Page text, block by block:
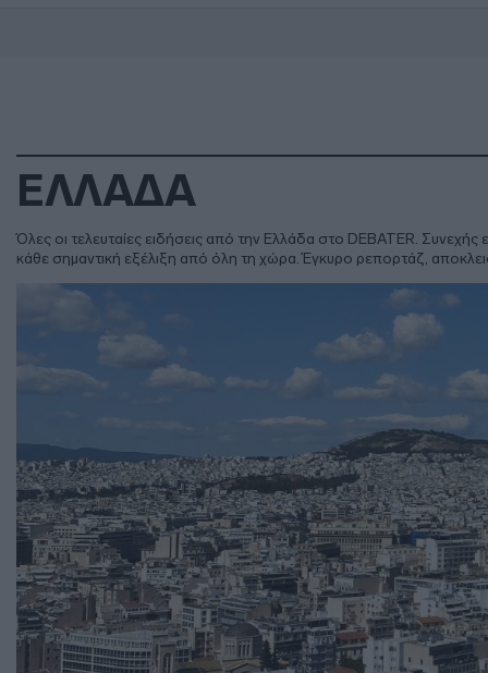
ΕΛΛΑΔΑ
Όλες οι τελευταίες ειδήσεις από την Ελλάδα στο DEBATER. Συνεχής
κάθε σημαντική εξέλιξη από όλη τη χώρα. Έγκυρο ρεπορτάζ,